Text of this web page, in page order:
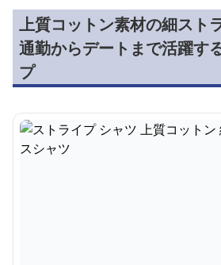
上質コットン素材の細スト
通勤からデートまで活躍す
プ